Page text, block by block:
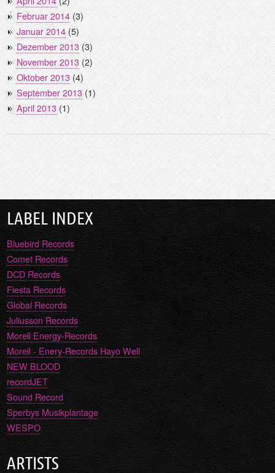
Februar 2014(3)
Januar 2014(5)
Dezember 2013(3)
November 2013(2)
Oktober 2013(4)
September 2013(1)
April 2013(1)
LABEL INDEX
Bluebird Records
Comet Records
DCD Records
Fiesta Records
Global Records
Juliusson Records
Morell Energy-Records
Morell - Enery-Records Hayo Well
NEW BLOOD
recordJET
Sound Record
Sperbys Musikplantage
WESPO
ARTISTS